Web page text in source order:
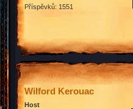
Příspěvků: 1551
Wilford Kerouac
Host